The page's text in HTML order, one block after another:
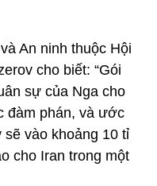
An ninh thuộc Hội
cho biết: “Gói
sự của Nga cho
đàm phán, và ước
vào khoảng 10 tỉ
cho Iran trong một